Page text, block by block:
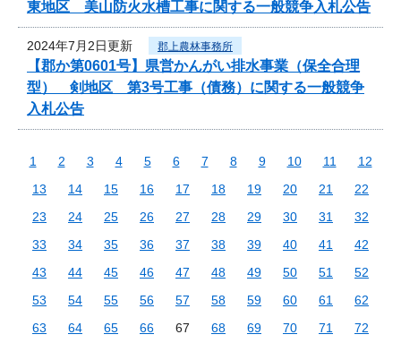
東地区 美山防火水槽工事に関する一般競争入札公告
2024年7月2日更新 郡上農林事務所
【郡か第0601号】県営かんがい排水事業（保全合理
型） 剣地区 第3号工事（債務）に関する一般競争
入札公告
1 2 3 4 5 6 7 8 9 10 11
12
13
14 15 16 17 18 19 20 21
22
23
24 25 26 27 28 29 30 31
32
33
34 35 36 37 38 39 40 41
42
43
44 45 46 47 48 49 50 51
52
53
54 55 56 57 58 59 60 61
62
63
64 65 66 67 68 69 70 71
72